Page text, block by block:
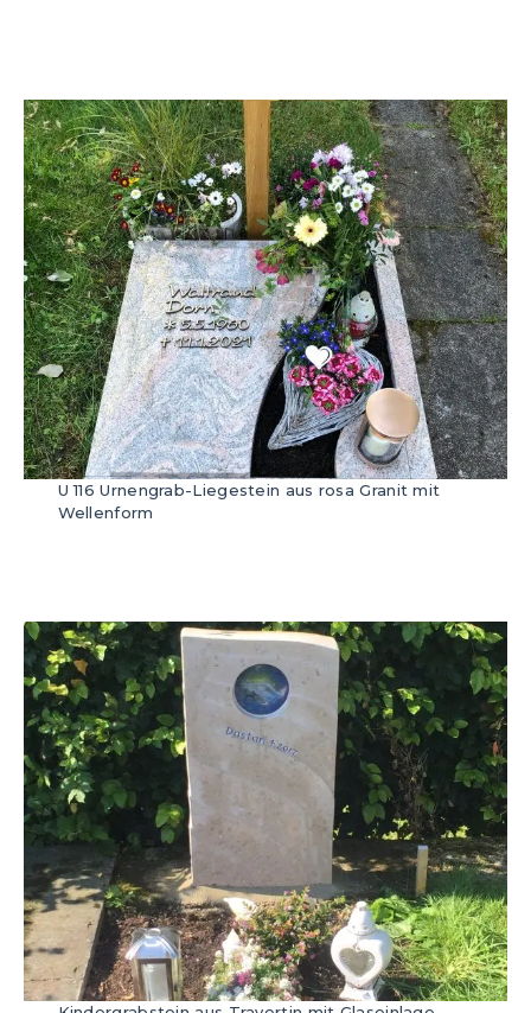
U 116 Urnengrab-Liegestein aus rosa Granit mit
Wellenform